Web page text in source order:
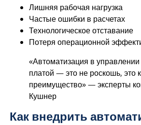
Лишняя рабочая нагрузка
Частые ошибки в расчетах
Технологическое отставание
Потеря операционной
«Автоматизация в
платой — это не роскошь, это
преимущество» — эксперты
Кушнер
Как внедрить